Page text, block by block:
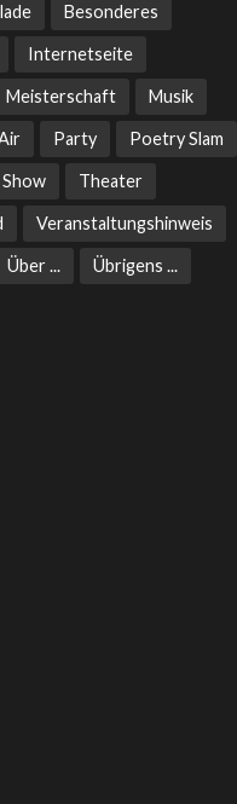
Besonderes
Internetseite
Meisterschaft Musik
Party Poetry Slam
Show Theater
Veranstaltungshinweis
Über ... Übrigens ...